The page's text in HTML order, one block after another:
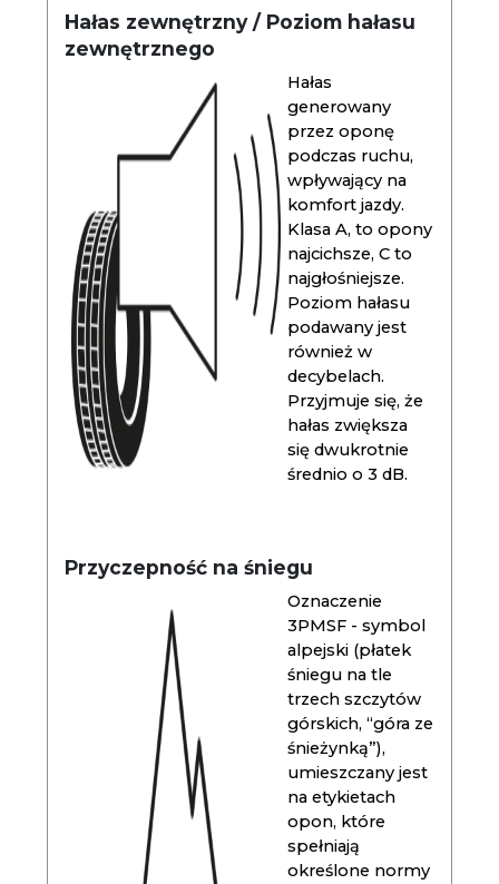
Hałas zewnętrzny / Poziom hałasu
zewnętrznego
Hałas
generowany
przez oponę
podczas ruchu,
wpływający na
komfort jazdy.
Klasa A, to opony
najcichsze, C to
najgłośniejsze.
Poziom hałasu
podawany jest
również w
decybelach.
Przyjmuje się, że
hałas zwiększa
się dwukrotnie
średnio o 3 dB.
Przyczepność na śniegu
Oznaczenie
3PMSF - symbol
alpejski (płatek
śniegu na tle
trzech szczytów
górskich, “góra ze
śnieżynką”),
umieszczany jest
na etykietach
opon, które
spełniają
określone normy